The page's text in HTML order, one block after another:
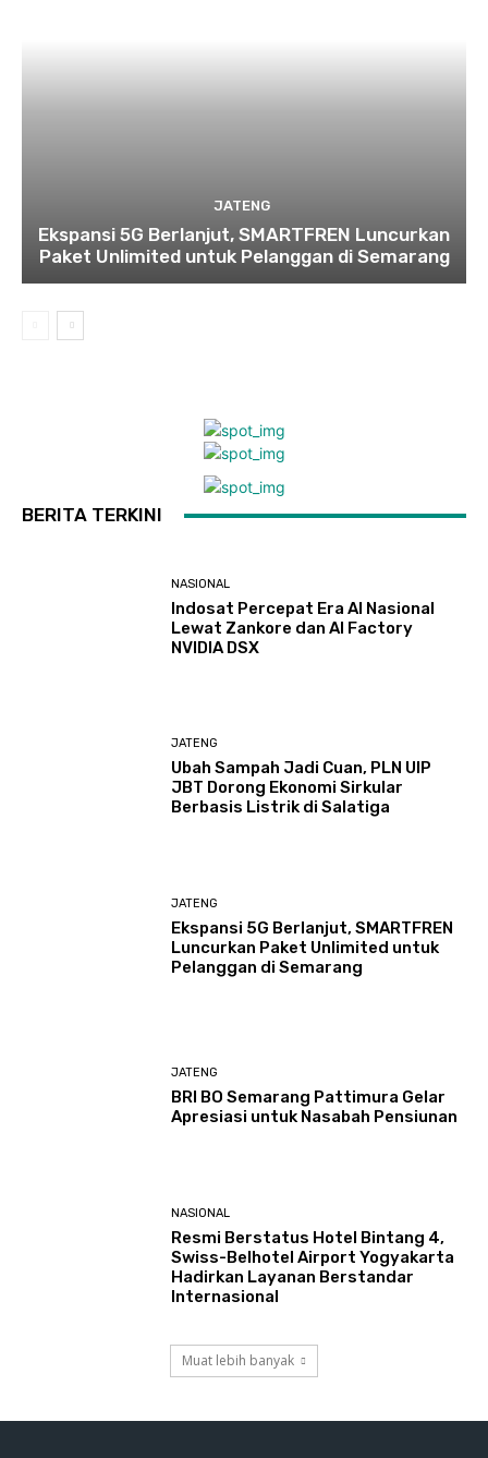
JATENG
Ekspansi 5G Berlanjut, SMARTFREN Luncurkan
Paket Unlimited untuk Pelanggan di Semarang
BERITA TERKINI
NASIONAL
Indosat Percepat Era AI Nasional
Lewat Zankore dan AI Factory
NVIDIA DSX
JATENG
Ubah Sampah Jadi Cuan, PLN UIP
JBT Dorong Ekonomi Sirkular
Berbasis Listrik di Salatiga
JATENG
Ekspansi 5G Berlanjut, SMARTFREN
Luncurkan Paket Unlimited untuk
Pelanggan di Semarang
JATENG
BRI BO Semarang Pattimura Gelar
Apresiasi untuk Nasabah Pensiunan
NASIONAL
Resmi Berstatus Hotel Bintang 4,
Swiss-Belhotel Airport Yogyakarta
Hadirkan Layanan Berstandar
Internasional
Muat lebih banyak